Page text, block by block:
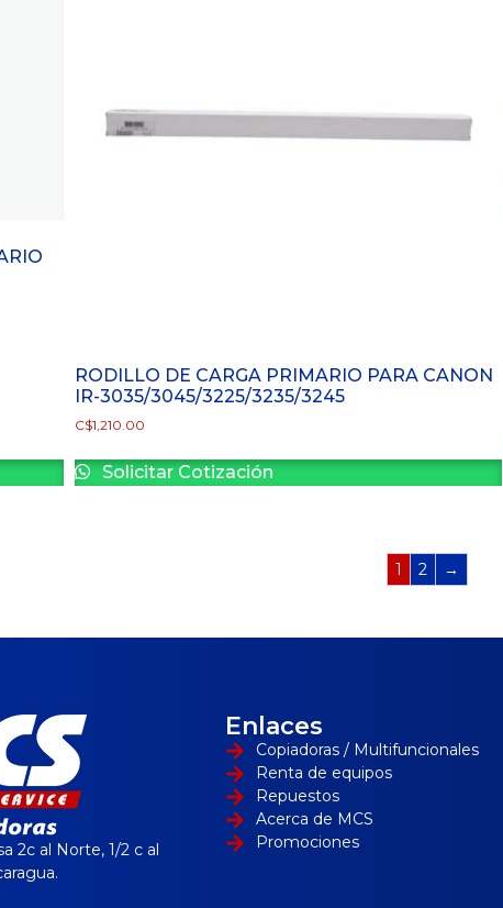
RODILLO DE CARGA PRIMARIO PARA CANON
IR-3035/3045/3225/3235/3245
C$1,210.00
Solicitar Cotización
1 2 →
2c al Norte, 1/2 c al
Enlaces
Copiadoras / Multifuncionales
Renta de equipos
Repuestos
Acerca de MCS
Promociones